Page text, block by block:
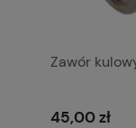
Zawór
45,00 zł